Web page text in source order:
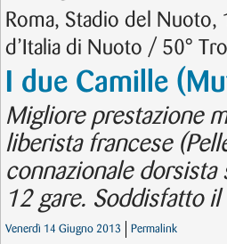
Roma, Stadio del
d’Italia di Nuoto / 50°
I due Camille
Migliore prestazione
liberista francese
connazionale
12 gare. Soddisfatto
Venerdì 14 Giugno 2013 Permalink